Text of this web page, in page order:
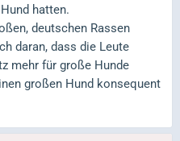
hatten.
deutschen Rassen
daran, dass die Leute
mehr für große Hunde
großen Hund konsequent